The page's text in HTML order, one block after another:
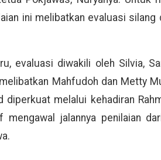
ini melibatkan evaluasi
evaluasi diwakili oleh Silvia,
Mahfudoh dan Metty
diperkuat melalui kehadiran
mengawal jalannya penilaian